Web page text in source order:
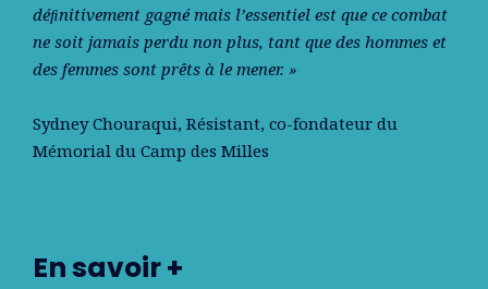
déﬁnitivement gagné mais l’essentiel est que ce combat
ne soit jamais perdu non plus, tant que des hommes et
des femmes sont prêts à le mener. »
Sydney Chouraqui, Résistant, co-fondateur du
Mémorial du Camp des Milles
En savoir +